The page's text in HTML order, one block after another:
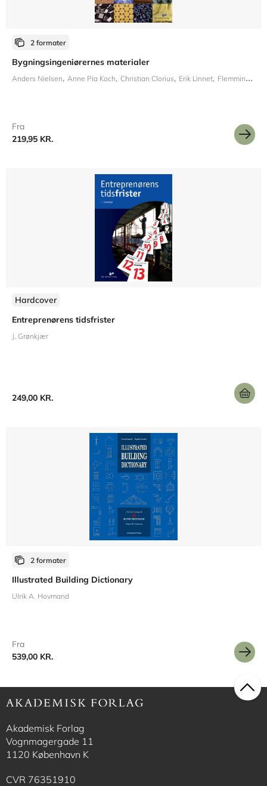
2 formater
Bygningsingeniørernes materialer
Anders Nielsen Anne Pia Koch Christian Clorius Erik Linnet Flemming C. Frank
Fra
219,95 KR.
Hardcover
Entreprenørens tidsfrister
J. Grønkjær
249,00 KR.
2 formater
Illustrated Building Dictionary
Ulrik A. Hovmand
Fra
539,00 KR.
Akademisk Forlag
Vognmagergade 11
1120 København K
CVR 76351910